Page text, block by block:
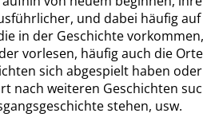
und dabei häufig
in der Geschichte
vorlesen, häufig auch die Orte
sich abgespielt haben
nach weiteren Geschichten
stehen, usw.